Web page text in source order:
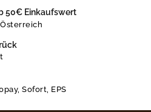
50€ Einkaufswert
Sofort, EPS